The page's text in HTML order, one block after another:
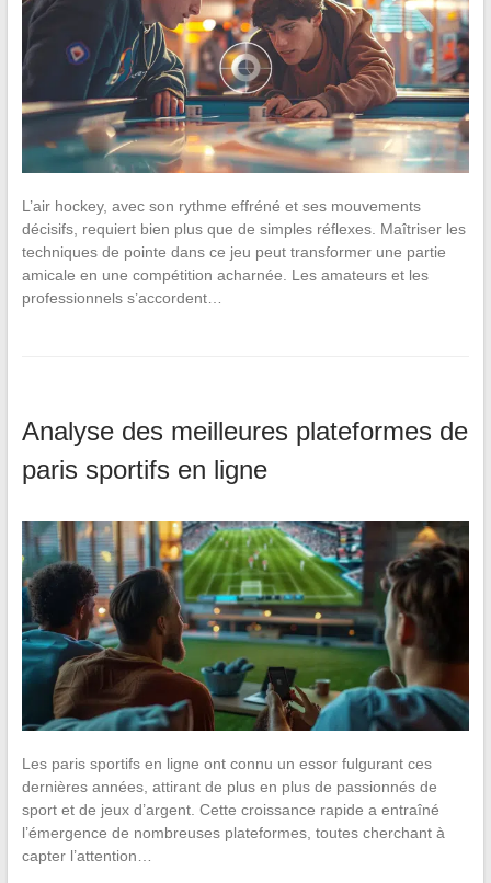
L’air hockey, avec son rythme effréné et ses mouvements
décisifs, requiert bien plus que de simples réflexes. Maîtriser les
techniques de pointe dans ce jeu peut transformer une partie
amicale en une compétition acharnée. Les amateurs et les
professionnels s’accordent…
Analyse des meilleures plateformes de
paris sportifs en ligne
Les paris sportifs en ligne ont connu un essor fulgurant ces
dernières années, attirant de plus en plus de passionnés de
sport et de jeux d’argent. Cette croissance rapide a entraîné
l’émergence de nombreuses plateformes, toutes cherchant à
capter l’attention…